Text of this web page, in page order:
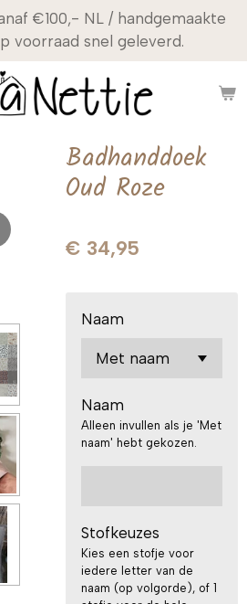
€100,- NL / handgemaakte
voorraad snel geleverd.
Badhanddoek
Oud Roze
€ 34,95
Naam
Naam
Alleen invullen als je 'Met
naam' hebt gekozen.
Stofkeuzes
Kies een stofje voor
iedere letter van de
naam (op volgorde), of 1